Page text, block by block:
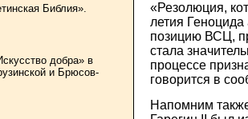
Библия».
добра» в
и Брюсов-
«Резолюция,
летия
позицию ВСЦ,
стала
процессе
говорится в
Напомним